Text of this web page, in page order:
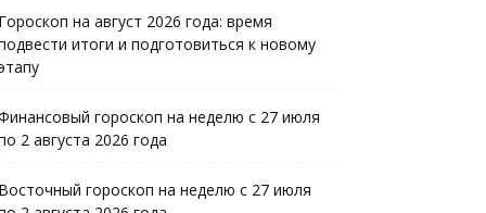
на август 2026 года: время
итоги и подготовиться к новому
гороскоп на неделю с 27 июля
2 августа 2026 года
гороскоп на неделю с 27 июля